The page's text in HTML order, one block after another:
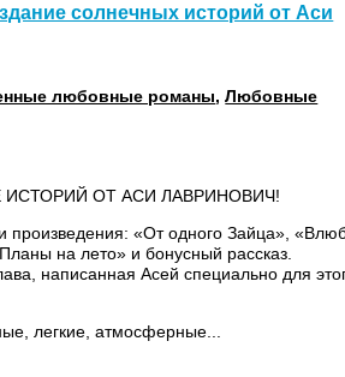
солнечных историй от Аси
любовные романы,Любовные
ИСТОРИЙ ОТ АСИ ЛАВРИНОВИЧ!
произведения: «От одного Зайца»,
на лето» и бонусный рассказ.
написанная Асей специально для
легкие, атмосферные...